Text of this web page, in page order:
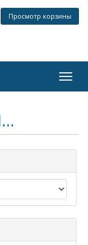
Просмотр корзины